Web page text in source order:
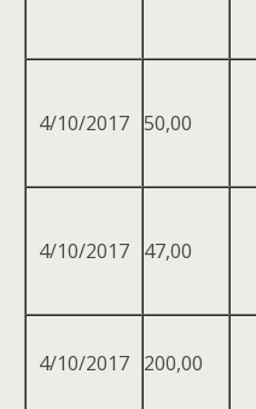
4/10/2017 50,00
4/10/2017 47,00
4/10/2017 200,00